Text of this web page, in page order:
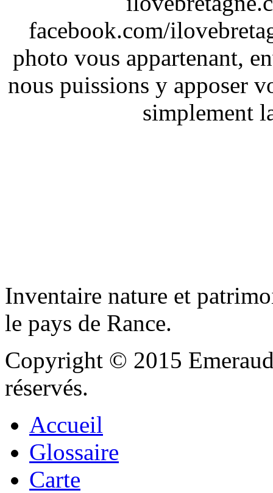
facebook.com/
photo vous appartenant,
nous puissions y apposer
simplement
Inventaire nature et
le pays de Rance.
Copyright © 2015
réservés.
Accueil
Glossaire
Carte